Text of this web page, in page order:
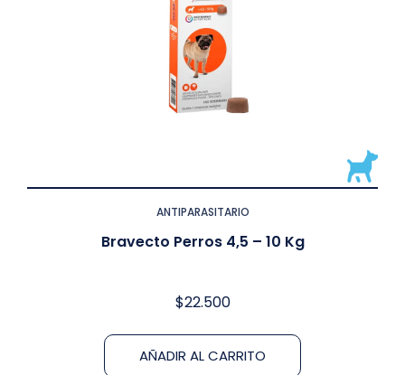
ANTIPARASITARIO
Bravecto Perros 4,5 – 10 Kg
$22.500
AÑADIR AL CARRITO